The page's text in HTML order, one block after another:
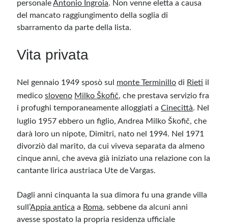
personaleAntonio Ingroia. Non venne eletta a causa
del mancato raggiungimento della soglia di
sbarramento da parte della lista.
Vita privata
Nel gennaio 1949 sposò sul monte Terminillo di Rieti il
medico sloveno Milko Škofič, che prestava servizio fra
i profughi temporaneamente alloggiati a Cinecittà. Nel
luglio 1957 ebbero un figlio, Andrea Milko Škofič, che
darà loro un nipote, Dimitri, nato nel 1994. Nel 1971
divorziò dal marito, da cui viveva separata da almeno
cinque anni, che aveva già iniziato una relazione con la
cantante lirica austriaca Ute de Vargas.
Dagli anni cinquanta la sua dimora fu una grande villa
sull’Appia antica a Roma, sebbene da alcuni anni
avesse spostato la propria residenza ufficiale